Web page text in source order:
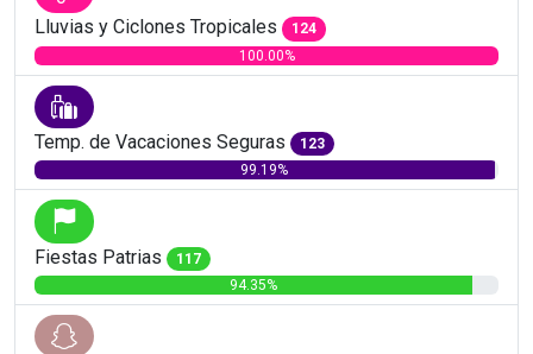
Lluvias y Ciclones Tropicales
124
100.00%
Temp. de Vacaciones Seguras
123
99.19%
Fiestas Patrias
117
94.35%